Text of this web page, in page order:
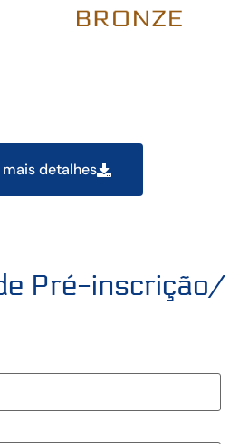
mais detalhes
Pré-inscrição/